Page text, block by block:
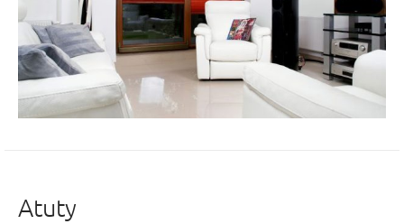
Atuty